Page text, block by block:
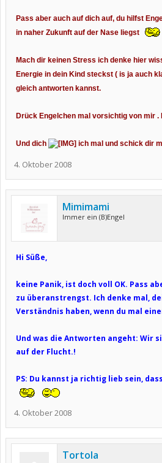
Pass aber auch auf dich auf, du hilfst
in naher Zukunft auf der Nase liegst
Mach dir keinen Stress ich denke hier
Energie in dein Kind steckst ( is ja auch
gleich antworten kannst.
Drück Engelchen mal vorsichtig von mir .
Und dich ich mal und schick dir
4. Oktober 2008
Mimimami
Immer ein (B)Engel
Hi Süße,
keine Panik, ist doch voll OK. Pass
zu überanstrengst. Ich denke mal,
Verständnis haben, wenn du mal
Und was die Antworten angeht: Wir
auf der Flucht.!
PS: Du kannst ja richtig lieb sein,
4. Oktober 2008
Tortola